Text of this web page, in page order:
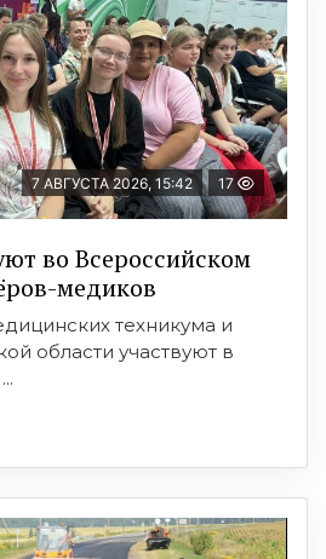
7 АВГУСТА 2026, 15:42 17
во Всероссийском
медиков
техникума и
области участвуют в